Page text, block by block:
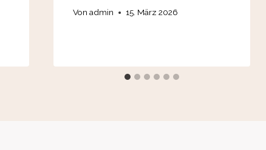
Von admin 15. März 2026